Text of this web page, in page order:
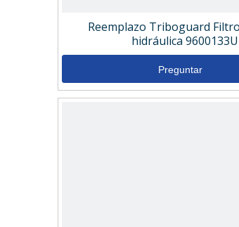
Reemplazo Triboguard
hidráulica
Preguntar